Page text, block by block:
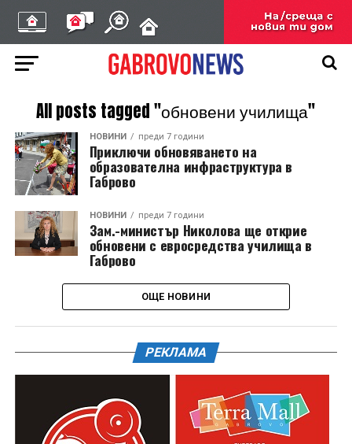
All posts tagged "обновени училища"
НОВИНИ преди 7 години
Приключи обновяването на
образователна инфраструктура в
Габрово
НОВИНИ преди 7 години
Зам.-министър Николова ще открие
обновени с евросредства училища в
Габрово
ОЩЕ НОВИНИ
РЕКЛАМА